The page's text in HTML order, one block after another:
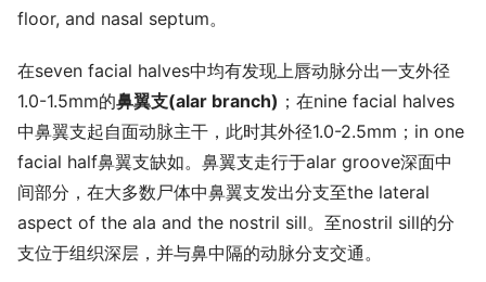
floor, and nasal septum。
在seven facial halves中均有发现上唇动脉分出一支外径
1.0-1.5mm的鼻翼支(alar branch) ；在nine facial halves
中鼻翼支起自面动脉主干，此时其外径1.0-2.5mm；in one
facial half鼻翼支缺如。鼻翼支走行于alar groove深面中
间部分，在大多数尸体中鼻翼支发出分支至the lateral
aspect of the ala and the nostril sill。至nostril sill的分
支位于组织深层，并与鼻中隔的动脉分支交通。